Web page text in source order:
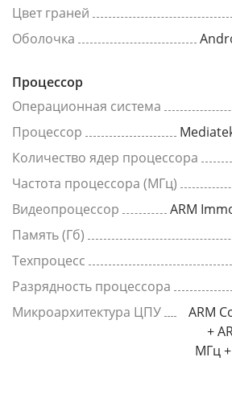
Цвет граней
Оболочка
Процессор
Операционная система
Процессор
Количество ядер процессора
Частота процессора (МГц)
Видеопроцессор
ARM
Память (Гб)
Техпроцесс
Разрядность процессора
Микроархитектура ЦПУ
ARM
+
МГц